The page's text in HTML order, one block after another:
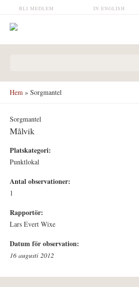
Hoppa till huvudinnehåll IN ENGLISH
BLI MEDLEM
Hem » Sorgmantel
Sorgmantel
Målvik
Platskategori:
Punktlokal
Antal observationer:
1
Rapportör:
Lars Evert Wixe
Datum för observation:
16 augusti 2012